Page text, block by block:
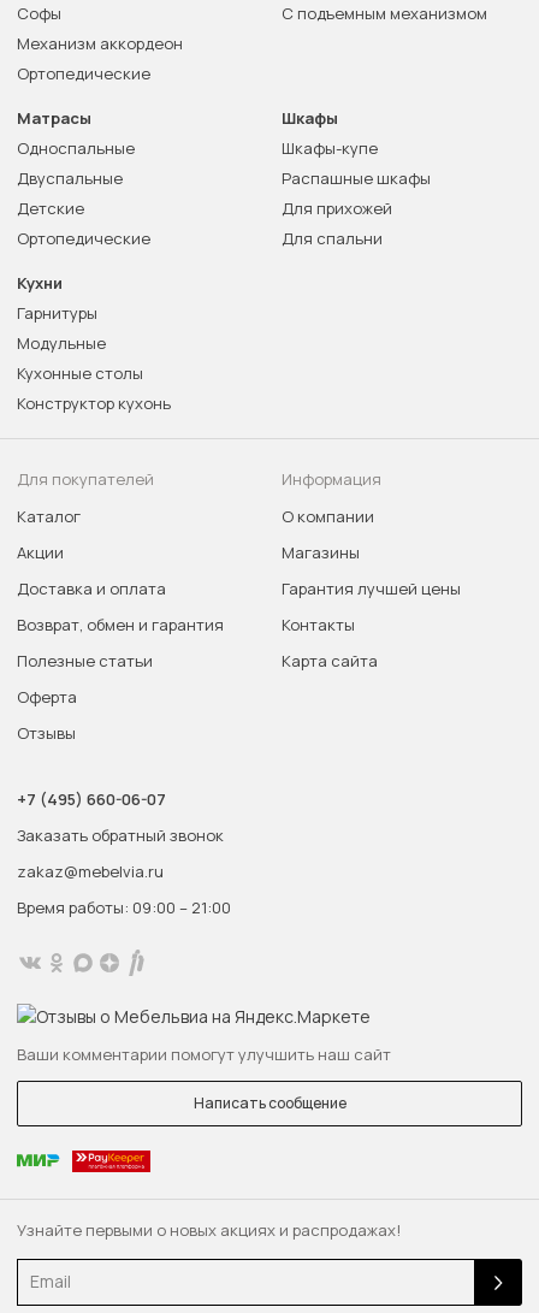
Узнайте первыми о новых акциях и распродажах!
Софы
Механизм аккордеон
Ортопедические
С подъемным механизмом
Матрасы
Односпальные
Двуспальные
Детские
Ортопедические
Шкафы
Шкафы-купе
Распашные шкафы
Для прихожей
Для спальни
Кухни
Гарнитуры
Модульные
Кухонные столы
Конструктор кухонь
Для покупателей
Каталог
Акции
Доставка и оплата
Возврат, обмен и гарантия
Полезные статьи
Оферта
Отзывы
Информация
О компании
Магазины
Гарантия лучшей цены
Контакты
Карта сайта
+7 (495) 660-06-07
Заказать обратный звонок
zakaz@mebelvia.ru
Время работы: 09:00 – 21:00
Ваши комментарии помогут улучшить наш сайт
Написать сообщение